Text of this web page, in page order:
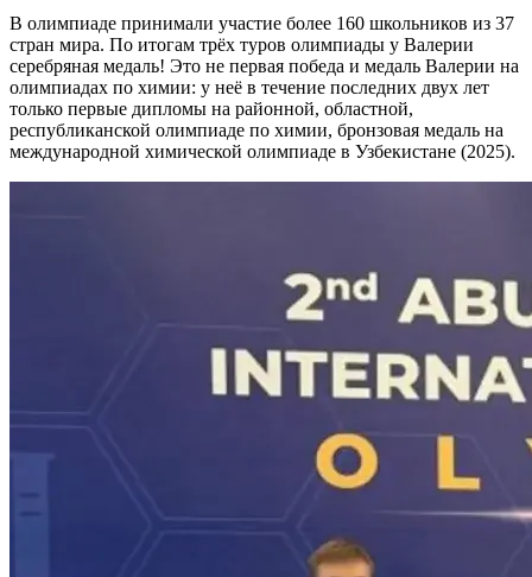
В олимпиаде принимали участие более 160 школьников из 37
стран мира. По итогам трёх туров олимпиады у Валерии
серебряная медаль! Это не первая победа и медаль Валерии на
олимпиадах по химии: у неё в течение последних двух лет
только первые дипломы на районной, областной,
республиканской олимпиаде по химии, бронзовая медаль на
международной химической олимпиаде в Узбекистане (2025).